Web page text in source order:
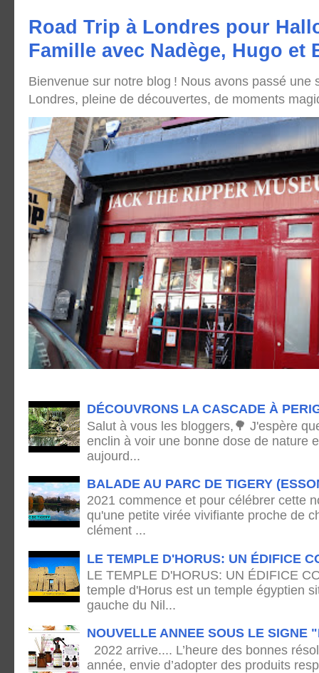
Road Trip à Londres pour
Famille avec Nadège, Hugo et
Bienvenue sur notre blog ! Nous avons passé une
Londres, pleine de découvertes, de moments
DÉCOUVRONS LA CASCADE À
Salut à vous les bloggers,🌳 J'espère
enclin à voir une bonne dose de nature
aujourd...
BALADE AU PARC DE TIGERY
2021 commence et pour célébrer cette
qu'une petite virée vivifiante proche de
clément ...
LE TEMPLE D'HORUS: UN ÉDIFICE
LE TEMPLE D'HORUS: UN ÉDIFICE
temple d'Horus est un temple égyptien
gauche du Nil...
NOUVELLE ANNEE SOUS LE SIGNE
2022 arrive.... L’heure des bonnes
année, envie d’adopter des produits